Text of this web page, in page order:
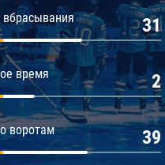
31
время 2
воротам 39